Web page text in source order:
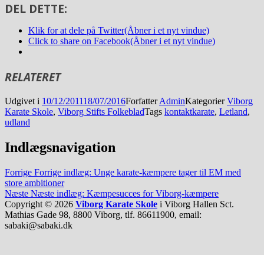
DEL DETTE:
Klik for at dele på Twitter(Åbner i et nyt vindue)
Click to share on Facebook(Åbner i et nyt vindue)
RELATERET
Udgivet i 10/12/201118/07/2016ForfatterAdminKategorierViborg
Karate Skole, Viborg Stifts FolkebladTags kontaktkarate, Letland,
udland
Indlægsnavigation
Forrige Forrige indlæg: Unge karate-kæmpere tager til EM med
store ambitioner
Næste Næste indlæg: Kæmpesucces for Viborg-kæmpere
Copyright © 2026 Viborg Karate Skole i Viborg Hallen Sct.
Mathias Gade 98, 8800 Viborg, tlf. 86611900, email:
sabaki@sabaki.dk